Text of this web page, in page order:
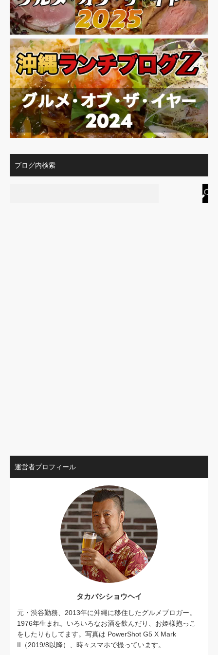
ブログ内検索
運営者プロフィール
タカバシショウヘイ
元・渋谷勤務、2013年に沖縄に移住したグルメブロガー。
1976年生まれ。いろいろなお酒を飲んだり、お姫様抱っこ
をしたりもしてます。写真は PowerShot G5 X Mark
II（2019/8以降）、時々スマホで撮っています。